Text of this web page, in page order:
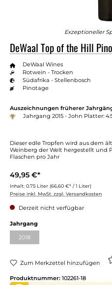
Exzeptioneller
DeWaal Top of the Hill
DeWaal Wines
Rotwein - Trocken
Südafrika - Stellenbosch
Pinotage
Auszeichnungen früherer
Jahrgang 2015 - John Platter:
Dieser edle Tropfen wird aus dem
Weinberg der Welt hergestellt und
Flaschen pro Jahr
49,95 €*
Inhalt: 0.75 Liter (66,60 €* / 1 Liter)
Preise inkl. MwSt. zzgl. Versandkosten
Derzeit nicht verfügbar
Jahrgang
2018
Zum Merkzettel hinzufügen
Produktnummer: 102261-18